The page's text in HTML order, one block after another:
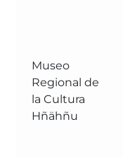
Museo
Regional de
la Cultura
Hñähñu